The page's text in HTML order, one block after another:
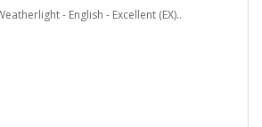
- English - Excellent (EX)..